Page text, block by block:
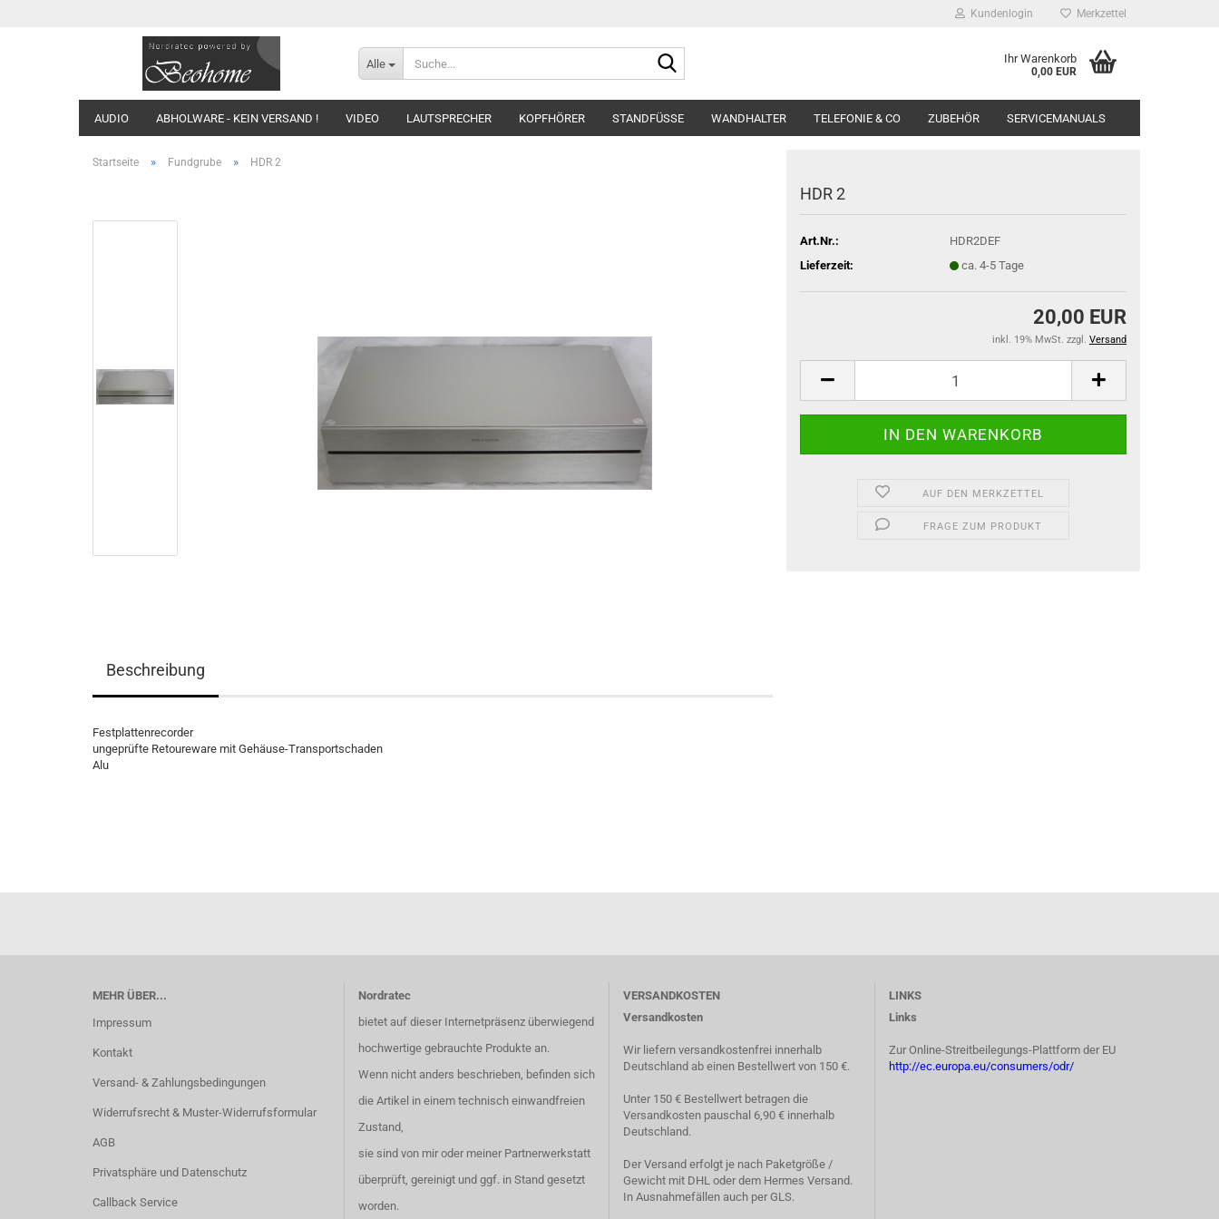
Kundenlogin Merkzettel
Alle Ihr Warenkorb
0,00 EUR
AUDIO ABHOLWARE - KEIN VERSAND ! VIDEO LAUTSPRECHER KOPFHÖRER STANDFÜSSE WANDHALTER TELEFONIE & CO ZUBEHÖR SERVICEMANUALS
FUNDGRUBE KLASSIKER
Startseite » Fundgrube » HDR 2
HDR 2
Art.Nr.:
HDR2DEF
Lieferzeit:
ca. 4-5 Tage
20,00 EUR
inkl. 19% MwSt. zzgl. Versand
AUF DEN MERKZETTEL
FRAGE ZUM PRODUKT
Beschreibung
Festplattenrecorder
ungeprüfte Retoureware mit Gehäuse-Transportschaden
Alu
MEHR ÜBER...
Impressum
Kontakt
Versand- & Zahlungsbedingungen
Widerrufsrecht & Muster-Widerrufsformular
AGB
Privatsphäre und Datenschutz
Callback Service
Nordratec
bietet auf dieser Internetpräsenz überwiegend
hochwertige gebrauchte Produkte an.
Wenn nicht anders beschrieben, befinden sich
die Artikel in einem technisch einwandfreien
Zustand,
sie sind von mir oder meiner Partnerwerkstatt
überprüft, gereinigt und ggf. in Stand gesetzt
worden.
VERSANDKOSTEN
Versandkosten
Wir liefern versandkostenfrei innerhalb
Deutschland ab einen Bestellwert von 150 €.
Unter 150 € Bestellwert betragen die
Versandkosten pauschal 6,90 € innerhalb
Deutschland.
Der Versand erfolgt je nach Paketgröße /
Gewicht mit DHL oder dem Hermes Versand.
In Ausnahmefällen auch per GLS.
LINKS
Links
Zur Online-Streitbeilegungs-Plattform der EU
http://ec.europa.eu/consumers/odr/